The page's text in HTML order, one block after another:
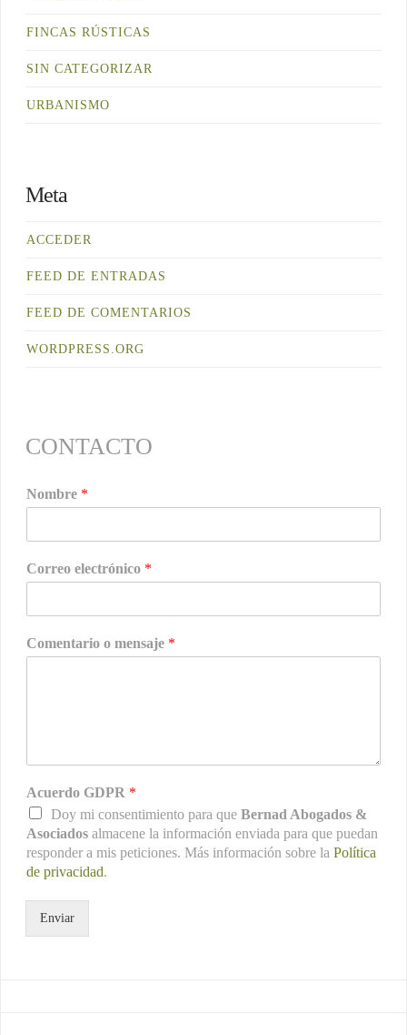
FINCAS RÚSTICAS
SIN CATEGORIZAR
URBANISMO
Meta
ACCEDER
FEED DE ENTRADAS
FEED DE COMENTARIOS
WORDPRESS.ORG
CONTACTO
Nombre *
Correo electrónico *
Comentario o mensaje *
Acuerdo GDPR *
Doy mi consentimiento para que Bernad Abogados &
Asociadosalmacene la información enviada para que puedan
responder a mis peticiones. Más información sobre la Política
de privacidad.
Enviar